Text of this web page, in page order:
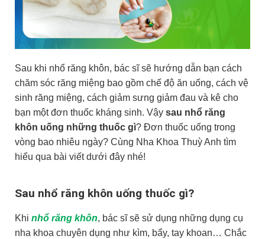
Sau khi nhổ răng khôn, bác sĩ sẽ hướng dẫn bạn cách
chăm sóc răng miệng bao gồm chế độ ăn uống, cách vệ
sinh răng miệng, cách giảm sưng giảm đau và kê cho
bạn một đơn thuốc kháng sinh. Vậy sau nhổ răng
khôn uống những thuốc gì? Đơn thuốc uống trong
vòng bao nhiêu ngày? Cùng Nha Khoa Thuỳ Anh tìm
hiểu qua bài viết dưới đây nhé!
Sau nhổ răng khôn uống thuốc gì?
Khi nhổ răng khôn, bác sĩ sẽ sử dụng những dụng cụ
nha khoa chuyên dụng như kìm, bẩy, tay khoan… Chắc